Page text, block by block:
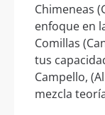
Chimeneas
enfoque en
Comillas
tus
Campello,
mezcla